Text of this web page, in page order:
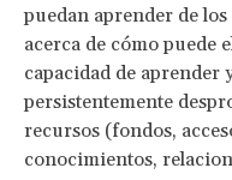
puedan aprender de
acerca de cómo puede
capacidad de aprender
persistentemente
recursos (fondos,
conocimientos,